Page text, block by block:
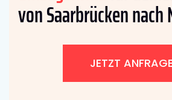
von Saarbrücken
JETZT